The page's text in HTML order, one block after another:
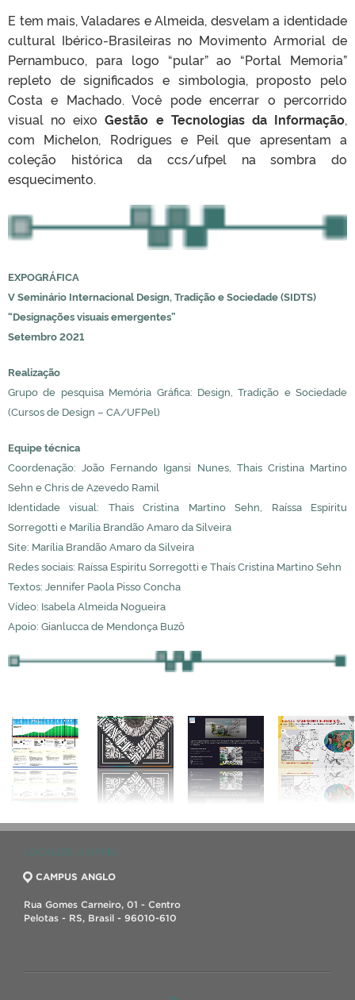
E tem mais, Valadares e Almeida, desvelam a identidade
cultural Ibérico-Brasileiras no Movimento Armorial de
Pernambuco, para logo “pular” ao “Portal Memoria”
repleto de significados e simbologia, proposto pelo
Costa e Machado. Você pode encerrar o percorrido
visual no eixoGestão e Tecnologias da Informação,
com Michelon, Rodrigues e Peil que apresentam a
coleção histórica da ccs/ufpel na sombra do
esquecimento.
EXPOGRÁFICA
V Seminário Internacional Design, Tradição e Sociedade (SIDTS)
“Designações visuais emergentes”
Setembro 2021
Realização
Grupo de pesquisa Memória Gráfica: Design, Tradição e Sociedade
(Cursos de Design – CA/UFPel)
Equipe técnica
Coordenação: João Fernando Igansi Nunes, Thais Cristina Martino
Sehn e Chris de Azevedo Ramil
Identidade visual: Thais Cristina Martino Sehn, Raíssa Espiritu
Sorregotti e Marília Brandão Amaro da Silveira
Site: Marília Brandão Amaro da Silveira
Redes sociais: Raíssa Espiritu Sorregotti e Thaís Cristina Martino Sehn
Textos: Jennifer Paola Pisso Concha
Vídeo: Isabela Almeida Nogueira
Apoio: Gianlucca de Mendonça Buzô
CAMPUS ANGLO
Rua Gomes Carneiro, 01 - Centro
Pelotas - RS, Brasil - 96010-610